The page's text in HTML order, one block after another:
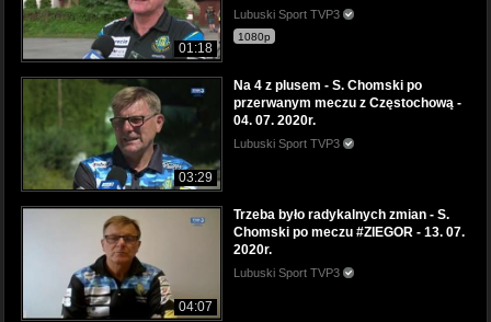
01:18
Lubuski Sport TVP3
1080p
03:29
Na 4 z plusem - S. Chomski po
przerwanym meczu z Częstochową -
04. 07. 2020r.
Lubuski Sport TVP3
04:07
Trzeba było radykalnych zmian - S.
Chomski po meczu #ZIEGOR - 13. 07.
2020r.
Lubuski Sport TVP3